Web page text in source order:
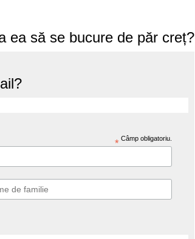
ea să se bucure de păr creț?
* Câmp obligatoriu.